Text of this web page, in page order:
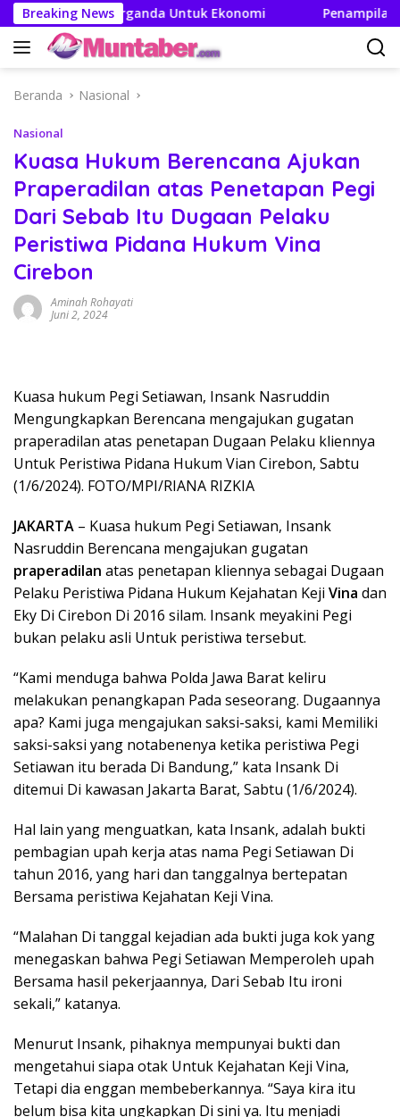
Langsung
ke
konten
Breaking News
Efek Berganda Untuk Ekonomi Penampilan dan
Beranda Nasional
Nasional
Kuasa Hukum Berencana Ajukan
Praperadilan atas Penetapan Pegi
Dari Sebab Itu Dugaan Pelaku
Peristiwa Pidana Hukum Vina
Cirebon
Aminah Rohayati
Juni 2, 2024
Kuasa hukum Pegi Setiawan, Insank Nasruddin
Mengungkapkan Berencana mengajukan gugatan
praperadilan atas penetapan Dugaan Pelaku kliennya
Untuk Peristiwa Pidana Hukum Vian Cirebon, Sabtu
(1/6/2024). FOTO/MPI/RIANA RIZKIA
JAKARTA – Kuasa hukum Pegi Setiawan, Insank
Nasruddin Berencana mengajukan gugatan
praperadilan atas penetapan kliennya sebagai Dugaan
Pelaku Peristiwa Pidana Hukum Kejahatan Keji Vina dan
Eky Di Cirebon Di 2016 silam. Insank meyakini Pegi
bukan pelaku asli Untuk peristiwa tersebut.
“Kami menduga bahwa Polda Jawa Barat keliru
melakukan penangkapan Pada seseorang. Dugaannya
apa? Kami juga mengajukan saksi-saksi, kami Memiliki
saksi-saksi yang notabenenya ketika peristiwa Pegi
Setiawan itu berada Di Bandung,” kata Insank Di
ditemui Di kawasan Jakarta Barat, Sabtu (1/6/2024).
Hal lain yang menguatkan, kata Insank, adalah bukti
pembagian upah kerja atas nama Pegi Setiawan Di
tahun 2016, yang hari dan tanggalnya bertepatan
Bersama peristiwa Kejahatan Keji Vina.
“Malahan Di tanggal kejadian ada bukti juga kok yang
menegaskan bahwa Pegi Setiawan Memperoleh upah
Bersama hasil pekerjaannya, Dari Sebab Itu ironi
sekali,” katanya.
Menurut Insank, pihaknya mempunyai bukti dan
mengetahui siapa otak Untuk Kejahatan Keji Vina,
Tetapi dia enggan membeberkannya. “Saya kira itu
belum bisa kita ungkapkan Di sini ya. Itu menjadi